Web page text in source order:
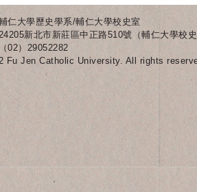
仁大學歷史學系/輔仁大學校史室
新北市新莊區中正路510號（輔仁大學校
02）29052282
Fu Jen Catholic University. All rights